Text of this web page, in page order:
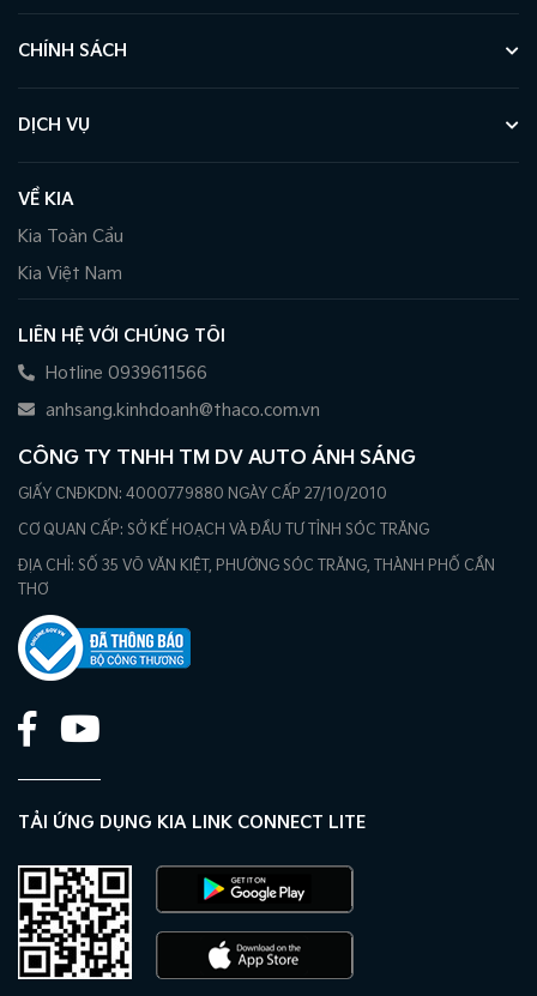
CHÍNH SÁCH
DỊCH VỤ
VỀ KIA
Kia Toàn Cầu
Kia Việt Nam
LIÊN HỆ VỚI CHÚNG TÔI
Hotline 0939611566
anhsang.kinhdoanh@thaco.com.vn
CÔNG TY TNHH TM DV AUTO ÁNH SÁNG
GIẤY CNĐKDN: 4000779880 NGÀY CẤP 27/10/2010
CƠ QUAN CẤP: SỞ KẾ HOẠCH VÀ ĐẦU TƯ TỈNH SÓC TRĂNG
ĐỊA CHỈ: SỐ 35 VÕ VĂN KIỆT, PHƯỜNG SÓC TRĂNG, THÀNH PHỐ CẦN
THƠ
TẢI ỨNG DỤNG KIA LINK CONNECT LITE